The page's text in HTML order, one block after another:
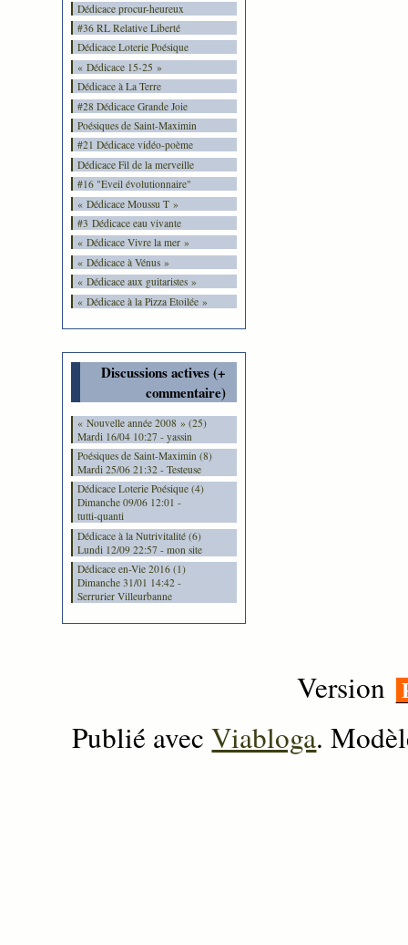
Dédicace procur-heureux
#36 RL Relative Liberté
Dédicace Loterie Poésique
« Dédicace 15-25 »
Dédicace à La Terre
#28 Dédicace Grande Joie
Poésiques de Saint-Maximin
#21 Dédicace vidéo-poème
Dédicace Fil de la merveille
#16 "Eveil évolutionnaire"
« Dédicace Moussu T »
#3 Dédicace eau vivante
« Dédicace Vivre la mer »
« Dédicace à Vénus »
« Dédicace aux guitaristes »
« Dédicace à la Pizza Etoilée »
Discussions actives (+
commentaire)
« Nouvelle année 2008 » (25)
Mardi 16/04 10:27 - yassin
Poésiques de Saint-Maximin (8)
Mardi 25/06 21:32 - Testeuse
Dédicace Loterie Poésique (4)
Dimanche 09/06 12:01 -
tutti-quanti
Dédicace à la Nutrivitalité (6)
Lundi 12/09 22:57 - mon site
Dédicace en-Vie 2016 (1)
Dimanche 31/01 14:42 -
Serrurier Villeurbanne
Version
Publié avecViabloga.